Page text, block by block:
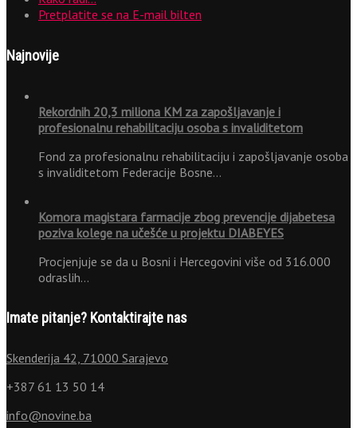
Pretplatite se na E-mail bilten
Najnovije
Rekordnih 20,3 miliona KM za zapošljavanje i
profesionalnu rehabilitaciju osoba s invaliditetom
Fond za profesionalnu rehabilitaciju i zapošljavanje osoba
s invaliditetom Federacije Bosne…
Komora magistara farmacije zbog prevencije dijabetesa
poziva kolege na učešće u projektu DIABEYES
Procjenjuje se da u Bosni i Hercegovini više od 316.000
odraslih…
Imate pitanje? Kontaktirajte nas
Skenderija 42, 71000 Sarajevo
+387 61 13 50 14
info@novine.ba